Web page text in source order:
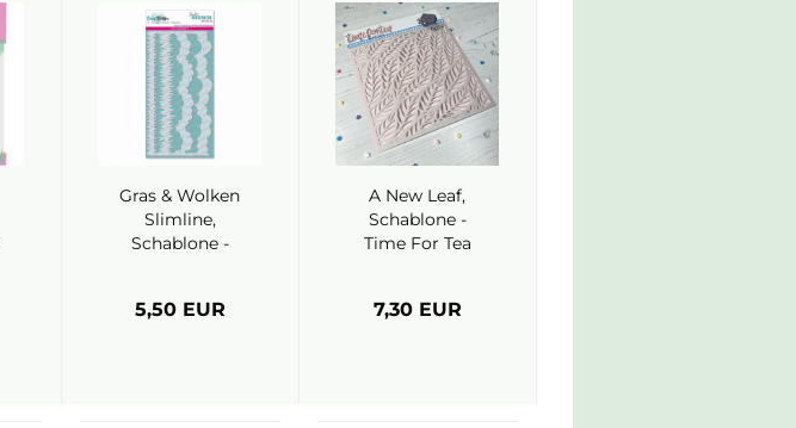
Gras & Wolken
Slimline,
Schablone -
5,50 EUR
A New Leaf,
Schablone -
Time For Tea
7,30 EUR